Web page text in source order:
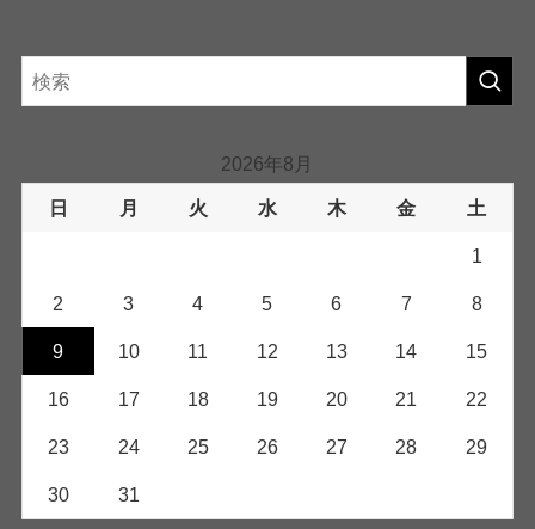
2026年8月
日 月 火 水 木 金 土
1
2 3 4 5 6 7 8
9 10 11 12 13 14 15
16 17 18 19 20 21 22
23 24 25 26 27 28 29
30 31